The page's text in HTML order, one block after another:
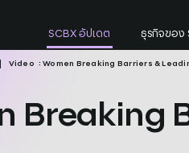
SCBX อัปเดต ธุรกิจของ
Barriers & Leading the
Video : Women Breaking Barriers &
Breaking